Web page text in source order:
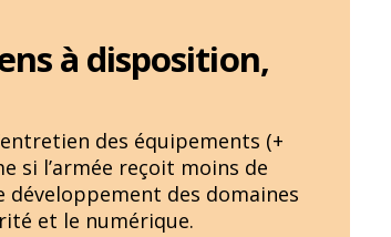
à disposition,
des équipements (+
si l’armée reçoit moins de
développement des domaines
et le numérique.